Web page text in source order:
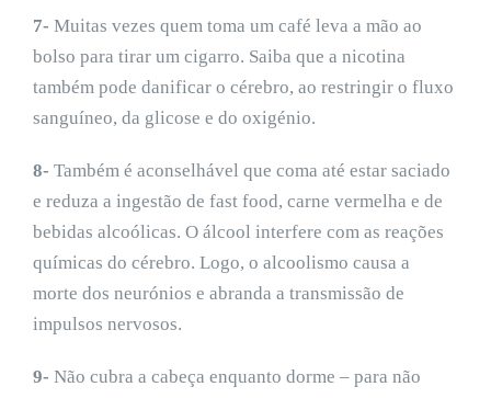
7- Muitas vezes quem toma um café leva a mão ao
bolso para tirar um cigarro. Saiba que a nicotina
também pode danificar o cérebro, ao restringir o fluxo
sanguíneo, da glicose e do oxigénio.
8- Também é aconselhável que coma até estar saciado
e reduza a ingestão de fast food, carne vermelha e de
bebidas alcoólicas. O álcool interfere com as reações
químicas do cérebro. Logo, o alcoolismo causa a
morte dos neurónios e abranda a transmissão de
impulsos nervosos.
9- Não cubra a cabeça enquanto dorme – para não